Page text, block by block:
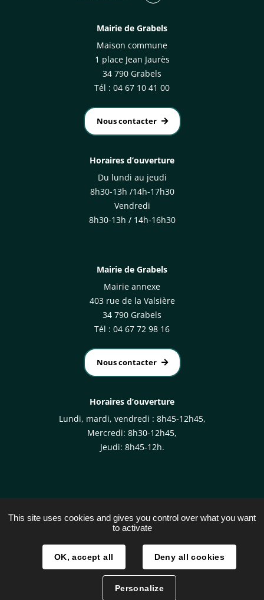
Mairie de Grabels
Maison commune
1 place Jean Jaurès
34 790 Grabels
Tél : 04 67 10 41 00
Nous contacter
Horaires d’ouverture
Du lundi au jeudi
8h30-13h /14h-17h30
Vendredi
8h30-13h / 14h-16h30
Mairie de Grabels
Mairie annexe
403 rue de la Valsière
34 790 Grabels
Tél : 04 67 72 98 16
Nous contacter
Horaires d’ouverture
Lundi, mardi, vendredi : 8h45-12h45,
Mercredi: 8h30-12h45,
Jeudi: 8h45-12h.
Mentions légales
Traitement des données
This site uses cookies and gives you control over what you want
to activate
OK, accept all Deny all cookies
Personalize